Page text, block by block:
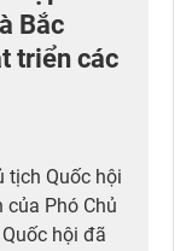
Bắc
triển các
tịch Quốc hội
Phó Chủ
hội đã